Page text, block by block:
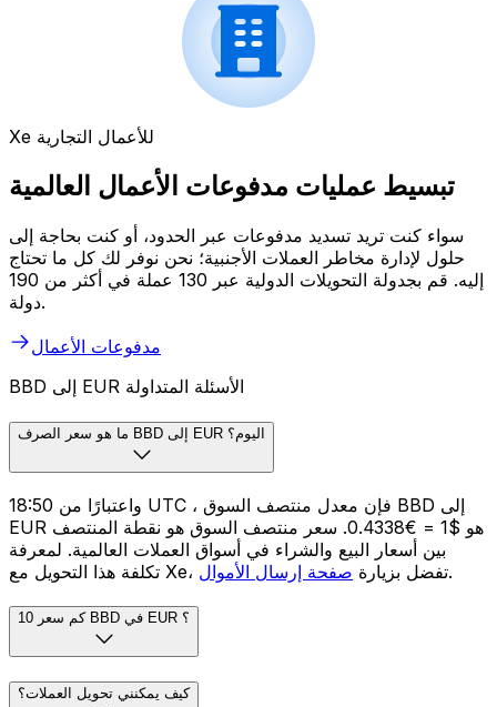
Xe للأعمال التجارية
تبسيط عمليات مدفوعات الأعمال العالمية
سواء كنت تريد تسديد مدفوعات عبر الحدود، أو كنت بحاجة إلى
حلول لإدارة مخاطر العملات الأجنبية؛ نحن نوفر لك كل ما تحتاج
إليه. قم بجدولة التحويلات الدولية عبر 130 عملة في أكثر من 190
دولة.
مدفوعات الأعمال
BBD إلى EUR الأسئلة المتداولة
ما هو سعر الصرف BBD إلى EUR اليوم؟
واعتبارًا من 18:50 UTC ، فإن معدل منتصف السوق BBD إلى
EUR هو $1 = €0.4338. سعر منتصف السوق هو نقطة المنتصف
بين أسعار البيع والشراء في أسواق العملات العالمية. لمعرفة
تكلفة هذا التحويل مع Xe، تفضل بزيارة صفحة إرسال الأموال .
كم سعر 10 BBD في EUR ؟
كيف يمكنني تحويل العملات؟